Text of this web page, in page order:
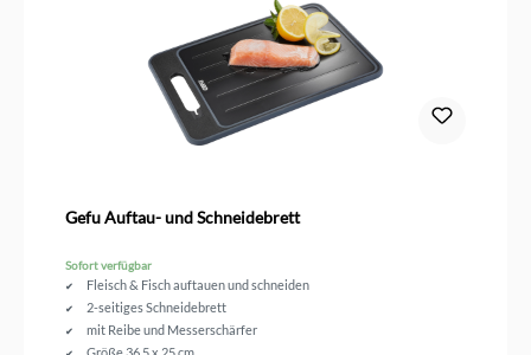
Gefu Auftau- und Schneidebrett
Sofort verfügbar
Fleisch & Fisch auftauen und schneiden
2-seitiges Schneidebrett
mit Reibe und Messerschärfer